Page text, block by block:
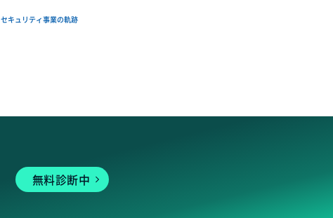
セキュリティ事業の軌跡
無料診断中